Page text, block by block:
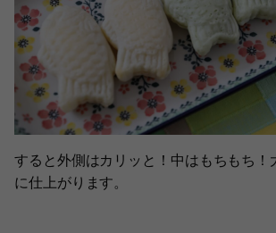
すると外側はカリッと！中はもちもち！
に仕上がります。